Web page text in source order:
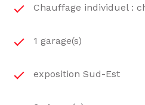
Chauffage individuel :
1 garage(s)
exposition Sud-Est